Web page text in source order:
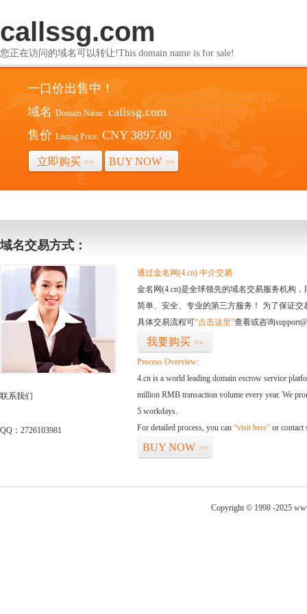
callssg.com
您正在访问的域名可以转让!This domain name is for sale!
一口价出售中！
域名 Domain Name: callssg.com
售价 Listing Price: CNY 3897.00
立即购买 >> BUY NOW >>
域名交易方式：
联系我们
QQ：2726103981
通过金名网(4.cn) 中介交易
金名网(4.cn)是全球领先的域名交易服务机构
简单、安全、专业的第三方服务！ 为了保证
具体交易流程可“点击这里”查看或咨询
我要购买 >>
Process Overview:
4.cn is a world leading domain escrow service
million RMB transaction volume every year. We
5 workdays.
For detailed process, you can “visit here” or contact
BUY NOW >>
Copyright © 1998 -2025